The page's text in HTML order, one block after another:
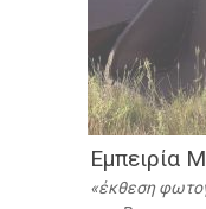
Εμπειρία
έκθεση